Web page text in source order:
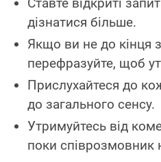
дізнатися більше.
Якщо ви не до кінця
перефразуйте, щоб
Прислухайтеся до
до загального сенсу.
Утримуйтесь від
поки співрозмовник